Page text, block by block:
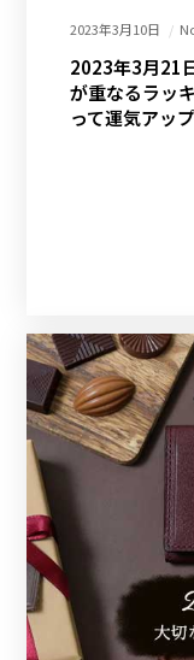
2023年3月10日
2023年3月21
が重なるラッ
って運気アッ